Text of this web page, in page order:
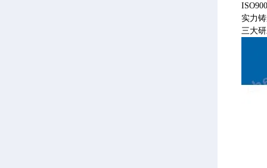
实力
三大